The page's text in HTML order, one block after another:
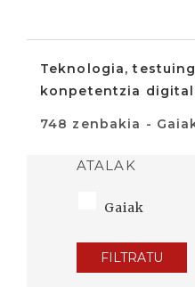
Teknologia,
konpetentzia
748 zenbakia -
ATALAK
Gaiak
FILTRATU